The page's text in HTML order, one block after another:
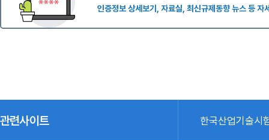
인증정보 상세보기, 자료실, 최신규제동향 뉴스 등
관련사이트 한국산업기술시